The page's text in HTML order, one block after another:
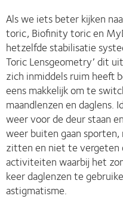
Als we iets beter kijken
toric, Biofinity toric en
hetzelfde stabilisatie
Toric Lensgeometry’ dit
zich inmiddels ruim heeft
eens makkelijk om te
maandlenzen en daglens.
weer voor de deur staan
weer buiten gaan
zitten en niet te vergeten
activiteiten waarbij het
keer daglenzen te
astigmatisme.